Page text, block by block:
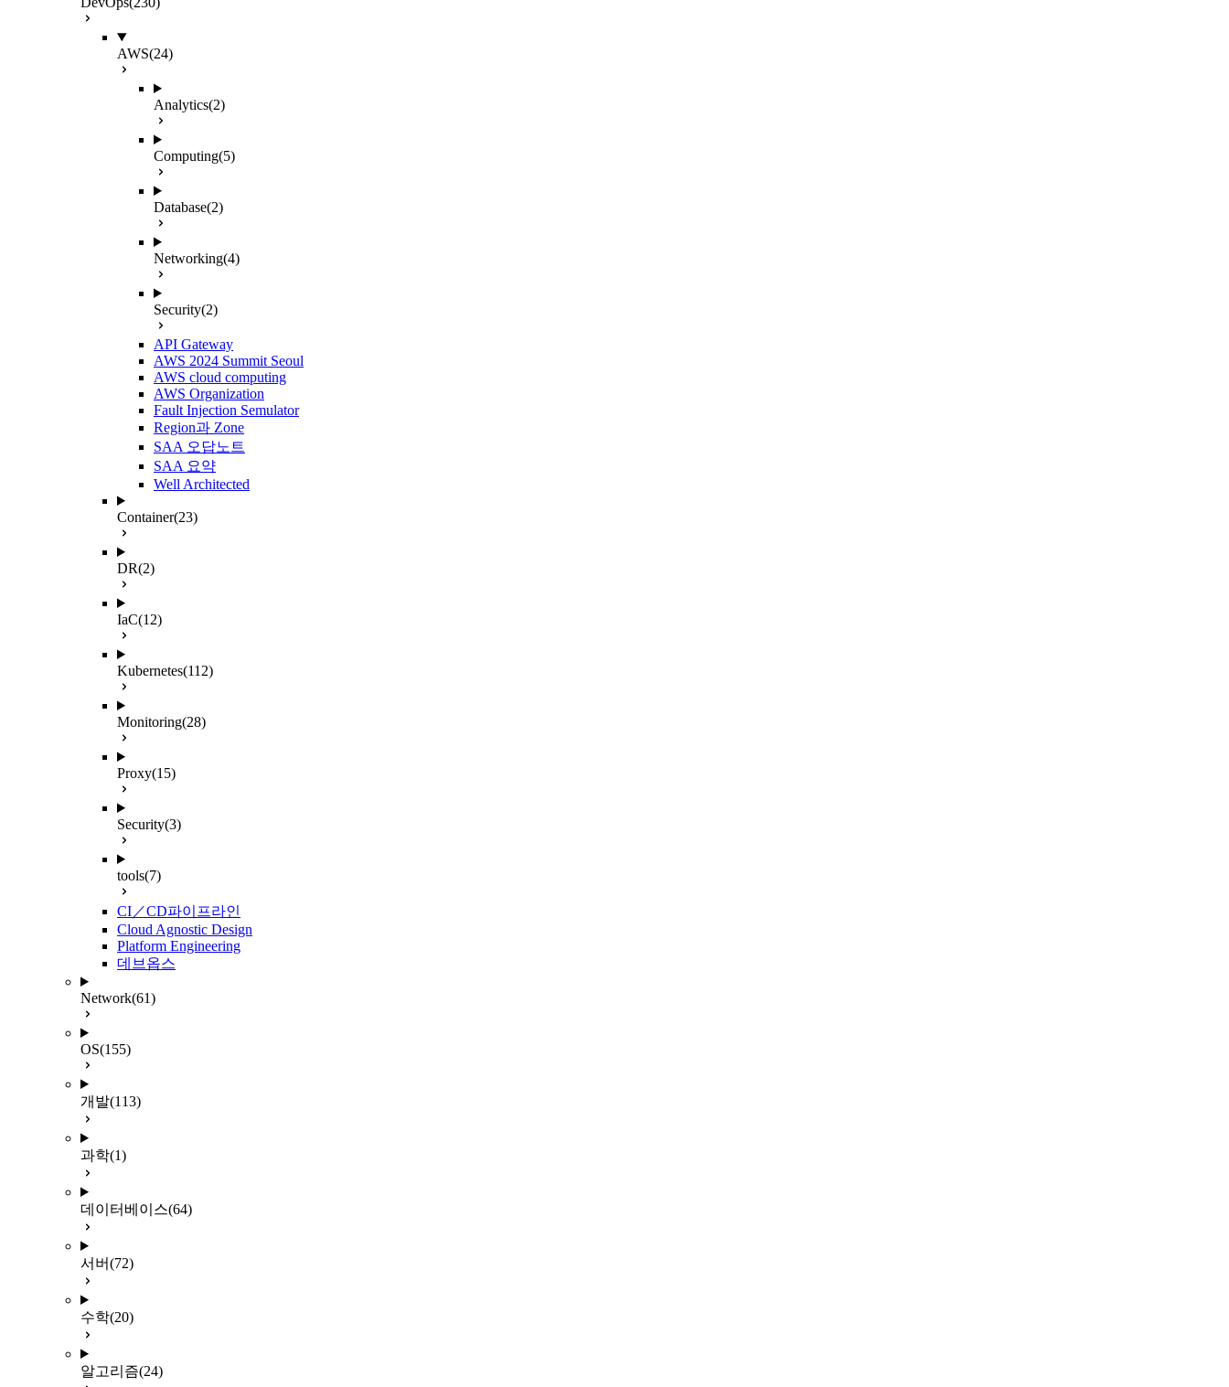
AWS(24)
Analytics(2)
Computing(5)
Database(2)
Networking(4)
Security(2)
API Gateway
AWS 2024 Summit Seoul
AWS cloud computing
AWS Organization
Fault Injection Semulator
Region과 Zone
SAA 오답노트
SAA 요약
Well Architected
Container(23)
DR(2)
IaC(12)
Kubernetes(112)
Monitoring(28)
Proxy(15)
Security(3)
tools(7)
CI／CD파이프라인
Cloud Agnostic Design
Platform Engineering
데브옵스
Network(61)
OS(155)
개발(113)
과학(1)
데이터베이스(64)
서버(72)
수학(20)
알고리즘(24)